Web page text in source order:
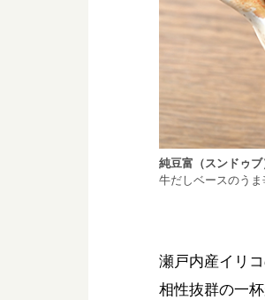
純豆富（スンドゥ
牛だしベースのう
瀬戸内産イリ
相性抜群の一